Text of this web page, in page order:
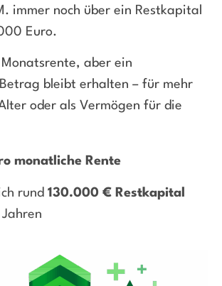
immer noch über ein Restkapital
Euro.
aber ein
bleibt erhalten – für mehr
oder als Vermögen für die
monatliche Rente
rund130.000 € Restkapital
Jahren